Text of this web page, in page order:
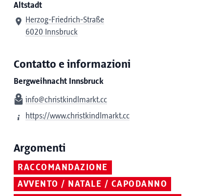
Altstadt
Herzog-Friedrich-Straße
6020 Innsbruck
Contatto e informazioni
Bergweihnacht Innsbruck
info@christkindlmarkt.cc
https://www.christkindlmarkt.cc
Argomenti
RACCOMANDAZIONE
AVVENTO / NATALE / CAPODANNO